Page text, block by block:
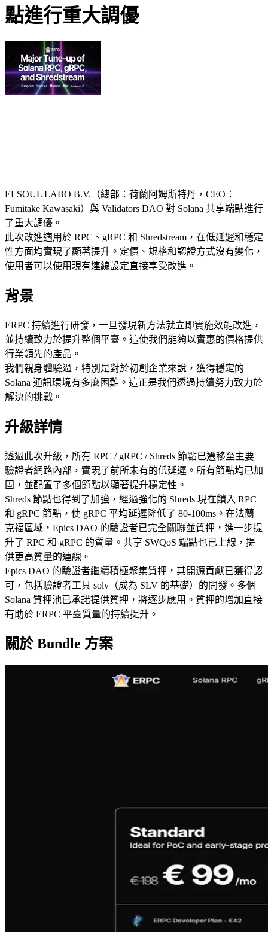
點進行重大調優
ELSOUL LABO B.V.（總部：荷蘭阿姆斯特丹，CEO：
Fumitake Kawasaki）與 Validators DAO 對 Solana 共享端點進行
了重大調優。
此次改進適用於 RPC、gRPC 和 Shredstream，在低延遲和穩定
性方面均實現了顯著提升。定價、規格和認證方式沒有變化，
使用者可以使用現有連線設定直接享受改進。
背景
ERPC 持續進行研發，一旦發現新方法就立即實施效能改進，
並持續致力於提升整個平臺。這使我們能夠以實惠的價格提供
行業領先的產品。
我們親身體驗過，特別是對於初創企業來說，獲得穩定的
Solana 通訊環境有多麼困難。這正是我們透過持續努力致力於
解決的挑戰。
升級詳情
透過此次升級，所有 RPC / gRPC / Shreds 節點已遷移至主要
驗證者網路內部，實現了前所未有的低延遲。所有節點均已加
固，並配置了多個節點以顯著提升穩定性。
Shreds 節點也得到了加強，經過強化的 Shreds 現在饋入 RPC
和 gRPC 節點，使 gRPC 平均延遲降低了 80-100ms。在法蘭
克福區域，Epics DAO 的驗證者已完全關聯並質押，進一步提
升了 RPC 和 gRPC 的質量。共享 SWQoS 端點也已上線，提
供更高質量的連線。
Epics DAO 的驗證者繼續積極聚集質押，其開源貢獻已獲得認
可，包括驗證者工具 solv（成為 SLV 的基礎）的開發。多個
Solana 質押池已承諾提供質押，將逐步應用。質押的增加直接
有助於 ERPC 平臺質量的持續提升。
關於 Bundle 方案